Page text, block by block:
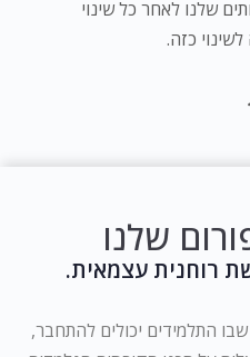
שלנו לאחר כל שינוי
כזה.
.
שלנו
רוחנית עצמאית.
התלמידים יכולים להתחבר,